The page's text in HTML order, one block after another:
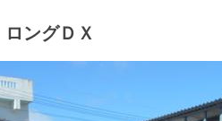
ロングＤＸ